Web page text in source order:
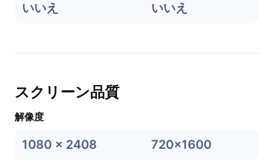
いいえ いいえ
スクリーン品質
解像度
1080 x 2408 720x1600